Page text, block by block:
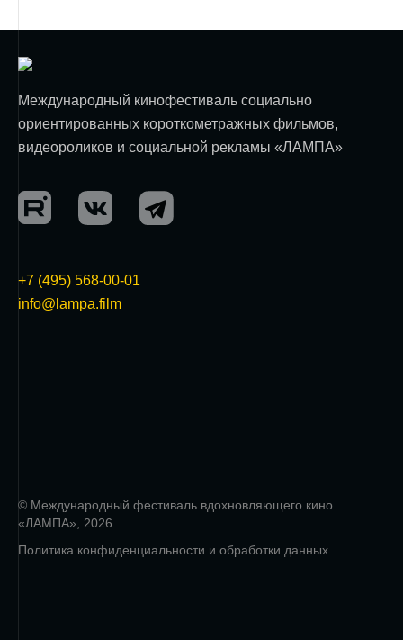
Международный кинофестиваль социально
ориентированных короткометражных фильмов,
видеороликов и социальной рекламы «ЛАМПА»
+7 (495) 568-00-01
info@lampa.film
© Международный фестиваль вдохновляющего кино
«ЛАМПА», 2026
Политика конфиденциальности и обработки данных